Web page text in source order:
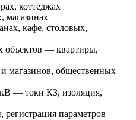
коттеджах
магазинах
кафе, столовых,
объектов — квартиры,
магазинов, общественных
— токи КЗ, изоляция,
регистрация параметров